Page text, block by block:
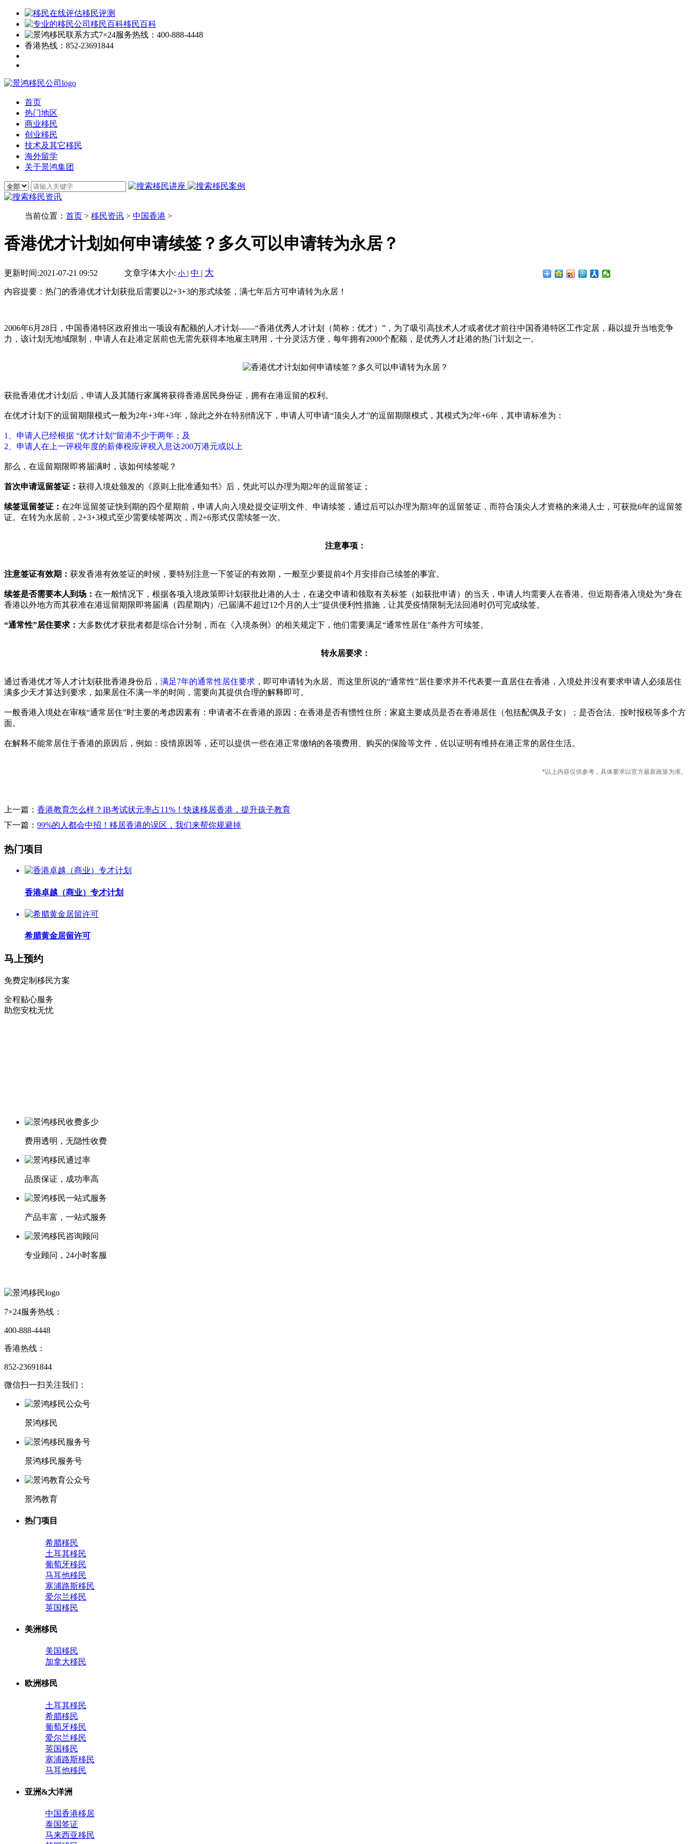
移民评测
移民百科
7×24服务热线： 400-888-4448
香港热线： 852-23691844
首页
热门地区
商业移民
创业移民
技术及其它移民
海外留学
关于景鸿集团
当前位置： 首页 > 移民资讯 > 中国香港 >
香港优才计划如何申请续签？多久可以申请转为永居？
更新时间:2021-07-21 09:52 文章字体大小: 小 | 中 | 大
内容提要：热门的香港优才计划获批后需要以2+3+3的形式续签，满七年后方可申请转为永居！
2006年6月28日，中国香港特区政府推出一项设有配额的人才计划——“香港优秀人才计划（简称：优才）”，为了吸引高技术人才或者优才前往中国香港特区工作定居，藉以提升当地竞争
力，该计划无地域限制，申请人在赴港定居前也无需先获得本地雇主聘用，十分灵活方便，每年拥有2000个配额，是优秀人才赴港的热门计划之一。
获批香港优才计划后，申请人及其随行家属将获得香港居民身份证，拥有在港逗留的权利。
在优才计划下的逗留期限模式一般为2年+3年+3年，除此之外在特别情况下，申请人可申请“顶尖人才”的逗留期限模式，其模式为2年+6年，其申请标准为：
1、申请人已经根据 “优才计划”留港不少于两年；及
2、申请人在上一评税年度的薪俸税应评税入息达200万港元或以上
那么，在逗留期限即将届满时，该如何续签呢？
首次申请逗留签证： 获得入境处颁发的《原则上批准通知书》后，凭此可以办理为期2年的逗留签证；
续签逗留签证： 在2年逗留签证快到期的四个星期前，申请人向入境处提交证明文件、申请续签，通过后可以办理为期3年的逗留签证，而符合顶尖人才资格的来港人士，可获批6年的逗留签
证。在转为永居前，2+3+3模式至少需要续签两次，而2+6形式仅需续签一次。
注意事项：
注意签证有效期： 获发香港有效签证的时候，要特别注意一下签证的有效期，一般至少要提前4个月安排自己续签的事宜。
续签是否需要本人到场： 在一般情况下，根据各项入境政策即计划获批赴港的人士，在递交申请和领取有关标签（如获批申请）的当天，申请人均需要人在香港。但近期香港入境处为“身在
香港以外地方而其获准在港逗留期限即将届满（四星期内）/已届满不超过12个月的人士”提供便利性措施，让其受疫情限制无法回港时仍可完成续签。
“通常性”居住要求： 大多数优才获批者都是综合计分制，而在《入境条例》的相关规定下，他们需要满足“通常性居住”条件方可续签。
转永居要求：
通过香港优才等人才计划获批香港身份后， 满足7年的通常性居住要求 ，即可申请转为永居。而这里所说的“通常性”居住要求并不代表要一直居住在香港，入境处并没有要求申请人必须居住
满多少天才算达到要求，如果居住不满一半的时间，需要向其提供合理的解释即可。
一般香港入境处在审核“通常居住”时主要的考虑因素有：申请者不在香港的原因；在香港是否有惯性住所；家庭主要成员是否在香港居住（包括配偶及子女）；是否合法、按时报税等多个方
面。
在解释不能常居住于香港的原因后，例如：疫情原因等，还可以提供一些在港正常缴纳的各项费用、购买的保险等文件，佐以证明有维持在港正常的居住生活。
*以上内容仅供参考，具体要求以官方最新政策为准。
上一篇： 香港教育怎么样？IB考试状元率占11%！快速移居香港，提升孩子教育
下一篇： 99%的人都会中招！移居香港的误区，我们来帮你规避掉
热门项目
香港卓越（商业）专才计划
希腊黄金居留许可
马上预约
免费定制移民方案
全程贴心服务
助您安枕无忧
费用透明，无隐性收费
品质保证，成功率高
产品丰富，一站式服务
专业顾问，24小时客服
7×24服务热线：
400-888-4448
香港热线：
852-23691844
微信扫一扫关注我们：
景鸿移民
景鸿移民服务号
景鸿教育
热门项目
希腊移民
土耳其移民
葡萄牙移民
马耳他移民
塞浦路斯移民
爱尔兰移民
英国移民
美洲移民
美国移民
加拿大移民
欧洲移民
土耳其移民
希腊移民
葡萄牙移民
爱尔兰移民
英国移民
塞浦路斯移民
马耳他移民
亚洲&大洋洲
中国香港移居
泰国签证
马来西亚移民